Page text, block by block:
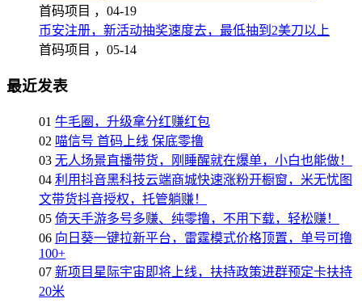
首码项目 ， 04-19
币安注册，新活动抽奖速度去，最低抽到2美刀以上
首码项目 ， 05-14
最近发表
01 牛毛圈，升级拿分红赚红包
02 喵信号 首码上线 保底零撸
03 无人场景直播带货，刚睡醒就在爆单，小白也能做！
04 利用抖音黑科技云端商城快速涨粉开橱窗，米无忧图
文带货抖音授权，托管躺赚！
05 倚天手游多号多赚、纯零撸，不用下载，轻松赚！
06 向日葵一键拉新平台，雷霆模式价格顶置，单号可撸
100+
07 新项目星际宇宙即将上线，扶持政策进群预定卡扶持
20米